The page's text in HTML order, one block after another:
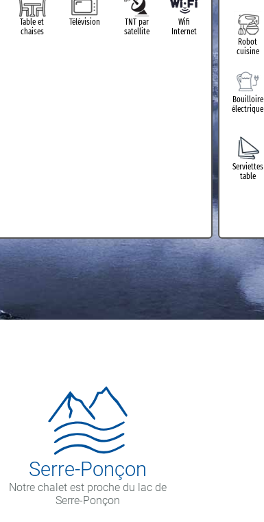
Table et
chaises
Télévision
TNT par
satellite
Wifi
Internet
Robot
cuisine
Bouilloire
électrique
Serviettes
table
Serre-Ponçon
Notre chalet est proche du lac de
Serre-Ponçon